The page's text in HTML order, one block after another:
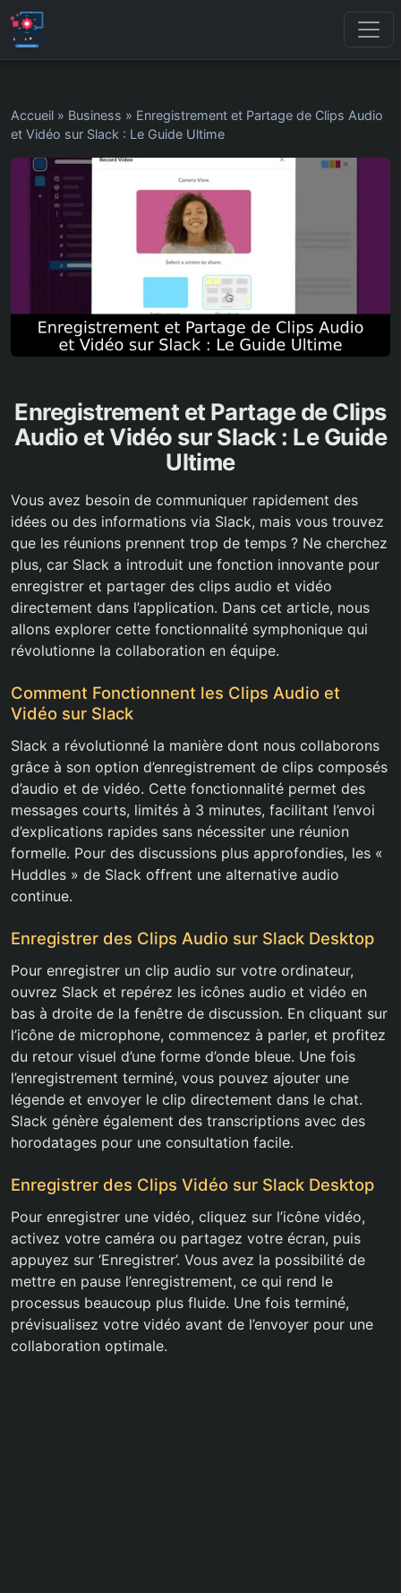
Accueil » Business » Enregistrement et Partage de Clips Audio
et Vidéo sur Slack : Le Guide Ultime
Enregistrement et Partage de Clips
Audio et Vidéo sur Slack : Le Guide
Ultime
Vous avez besoin de communiquer rapidement des
idées ou des informations via Slack, mais vous trouvez
que les réunions prennent trop de temps ? Ne cherchez
plus, car Slack a introduit une fonction innovante pour
enregistrer et partager des clips audio et vidéo
directement dans l’application. Dans cet article, nous
allons explorer cette fonctionnalité symphonique qui
révolutionne la collaboration en équipe.
Comment Fonctionnent les Clips Audio et
Vidéo sur Slack
Slack a révolutionné la manière dont nous collaborons
grâce à son option d’enregistrement de clips composés
d’audio et de vidéo. Cette fonctionnalité permet des
messages courts, limités à 3 minutes, facilitant l’envoi
d’explications rapides sans nécessiter une réunion
formelle. Pour des discussions plus approfondies, les «
Huddles » de Slack offrent une alternative audio
continue.
Enregistrer des Clips Audio sur Slack Desktop
Pour enregistrer un clip audio sur votre ordinateur,
ouvrez Slack et repérez les icônes audio et vidéo en
bas à droite de la fenêtre de discussion. En cliquant sur
l’icône de microphone, commencez à parler, et profitez
du retour visuel d’une forme d’onde bleue. Une fois
l’enregistrement terminé, vous pouvez ajouter une
légende et envoyer le clip directement dans le chat.
Slack génère également des transcriptions avec des
horodatages pour une consultation facile.
Enregistrer des Clips Vidéo sur Slack Desktop
Pour enregistrer une vidéo, cliquez sur l’icône vidéo,
activez votre caméra ou partagez votre écran, puis
appuyez sur ‘Enregistrer’. Vous avez la possibilité de
mettre en pause l’enregistrement, ce qui rend le
processus beaucoup plus fluide. Une fois terminé,
prévisualisez votre vidéo avant de l’envoyer pour une
collaboration optimale.